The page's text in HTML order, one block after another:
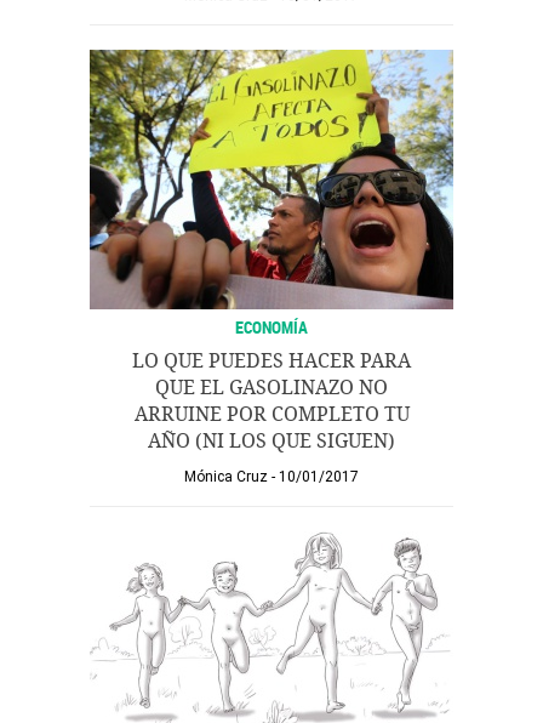
ECONOMÍA
LO QUE PUEDES HACER PARA
QUE EL GASOLINAZO NO
ARRUINE POR COMPLETO TU
AÑO (NI LOS QUE SIGUEN)
Mónica Cruz 10/01/2017